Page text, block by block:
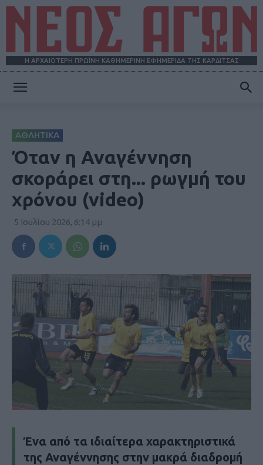
Η ΑΡΧΑΙΟΤΕΡΗ ΠΡΩΪΝΗ ΚΑΘΗΜΕΡΙΝΗ ΕΦΗΜΕΡΙΔΑ ΤΗΣ ΚΑΡΔΙΤΣΑΣ
ΑΘΛΗΤΙΚΑ
Όταν η Αναγέννηση
σκοράρει στη... ρωγμή του
χρόνου (video)
5 Ιουλίου 2026, 6:14 μμ
Ένα από τα ιδιαίτερα χαρακτηριστικά
της Αναγέννησης στην μακρά διαδρομή